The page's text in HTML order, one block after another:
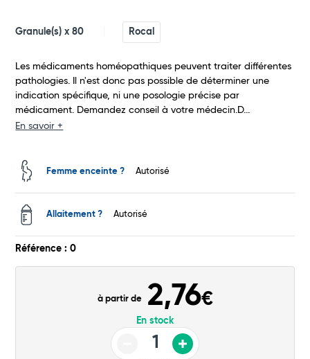
Total
Granule(s) x 80 Rocal
Les médicaments homéopathiques peuvent traiter différentes
pathologies. Il n'est donc pas possible de déterminer une
indication spécifique, ni une posologie précise par
médicament. Demandez conseil à votre médecin.D...
En savoir +
Femme enceinte ? Autorisé
Allaitement ? Autorisé
Référence : 0
à partir de 2,76€
En stock